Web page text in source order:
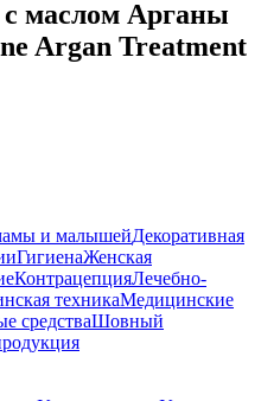
маслом Арганы
Argan Treatment
и малышейДекоративная
ГигиенаЖенская
КонтрацепцияЛечебно-
техникаМедицинские
средстваШовный